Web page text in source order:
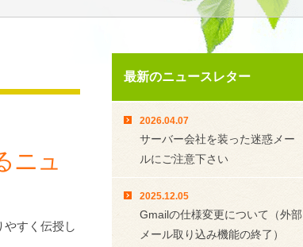
ニュ
すく伝授し
最新のニュースレター
2026.04.07
サーバー会社を装った迷惑メー
ルにご注意下さい
2025.12.05
Gmailの仕様変更について（外部
メール取り込み機能の終了）